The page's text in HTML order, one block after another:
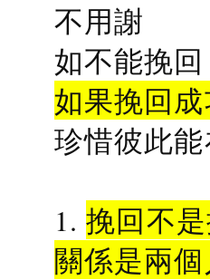
不用謝
如不能挽
如果挽回
珍惜彼此
1.挽回不
關係是兩